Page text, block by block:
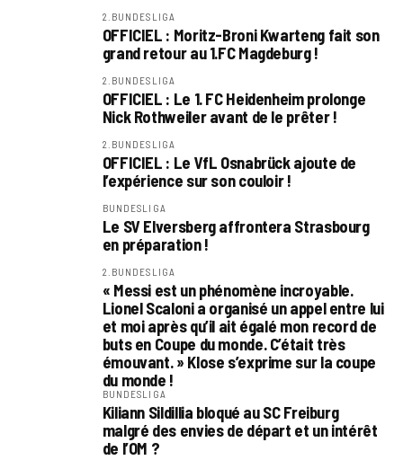
2.BUNDESLIGA
OFFICIEL : Moritz-Broni Kwarteng fait son
grand retour au 1.FC Magdeburg !
2.BUNDESLIGA
OFFICIEL : Le 1. FC Heidenheim prolonge
Nick Rothweiler avant de le prêter !
2.BUNDESLIGA
OFFICIEL : Le VfL Osnabrück ajoute de
l’expérience sur son couloir !
BUNDESLIGA
Le SV Elversberg affrontera Strasbourg
en préparation !
2.BUNDESLIGA
« Messi est un phénomène incroyable.
Lionel Scaloni a organisé un appel entre lui
et moi après qu’il ait égalé mon record de
buts en Coupe du monde. C’était très
émouvant. » Klose s’exprime sur la coupe
du monde !
BUNDESLIGA
Kiliann Sildillia bloqué au SC Freiburg
malgré des envies de départ et un intérêt
de l’OM ?